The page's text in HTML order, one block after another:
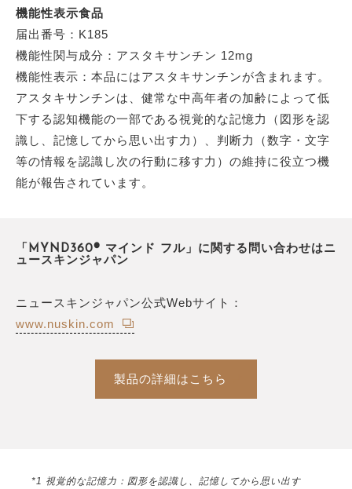
機能性表示食品
届出番号：K185
機能性関与成分：アスタキサンチン 12mg
機能性表示：本品にはアスタキサンチンが含まれます。
アスタキサンチンは、健常な中高年者の加齢によって低
下する認知機能の一部である視覚的な記憶力（図形を認
識し、記憶してから思い出す力）、判断力（数字・文字
等の情報を認識し次の行動に移す力）の維持に役立つ機
能が報告されています。
「MYND360® マインド フル」に関する問い合わせはニ
ュースキンジャパン
ニュースキンジャパン公式Webサイト：
www.nuskin.com
製品の詳細はこちら
*1 視覚的な記憶力：図形を認識し、記憶してから思い出す